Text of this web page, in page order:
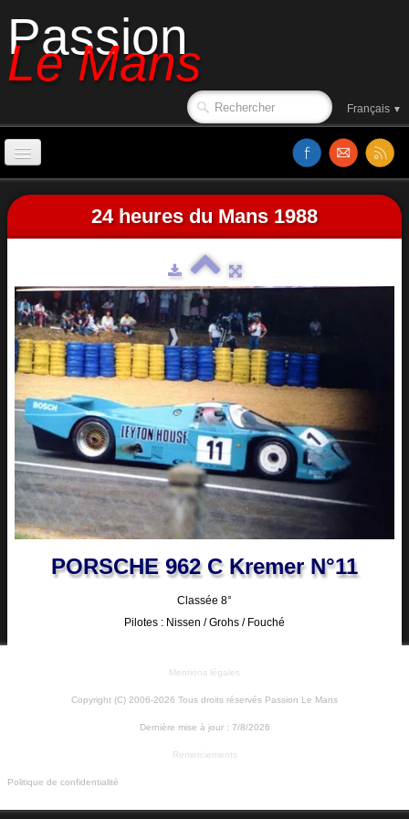
Passion
Le Mans
Français ▼
Accueil
Sorties de piste
Affiches
Classements
Vidéos
Site web
24 heures du Mans 1988
PORSCHE 962 C Kremer N°11
Classée 8°
Pilotes : Nissen / Grohs / Fouché
Mentions légales
Copyright (C) 2006-2026 Tous droits réservés Passion Le Mans
Dernière mise à jour : 7/8/2026
Remerciements
Politique de confidentialité